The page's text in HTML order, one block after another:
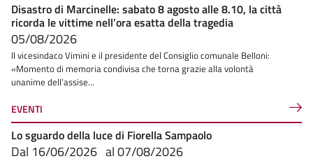
Disastro di Marcinelle: sabato 8 agosto alle 8.10, la città
ricorda le vittime nell’ora esatta della tragedia
05/08/2026
Il vicesindaco Vimini e il presidente del Consiglio comunale Belloni:
«Momento di memoria condivisa che torna grazie alla volontà
unanime dell’assise...
EVENTI
Lo sguardo della luce di Fiorella Sampaolo
Dal 16/06/2026 al07/08/2026